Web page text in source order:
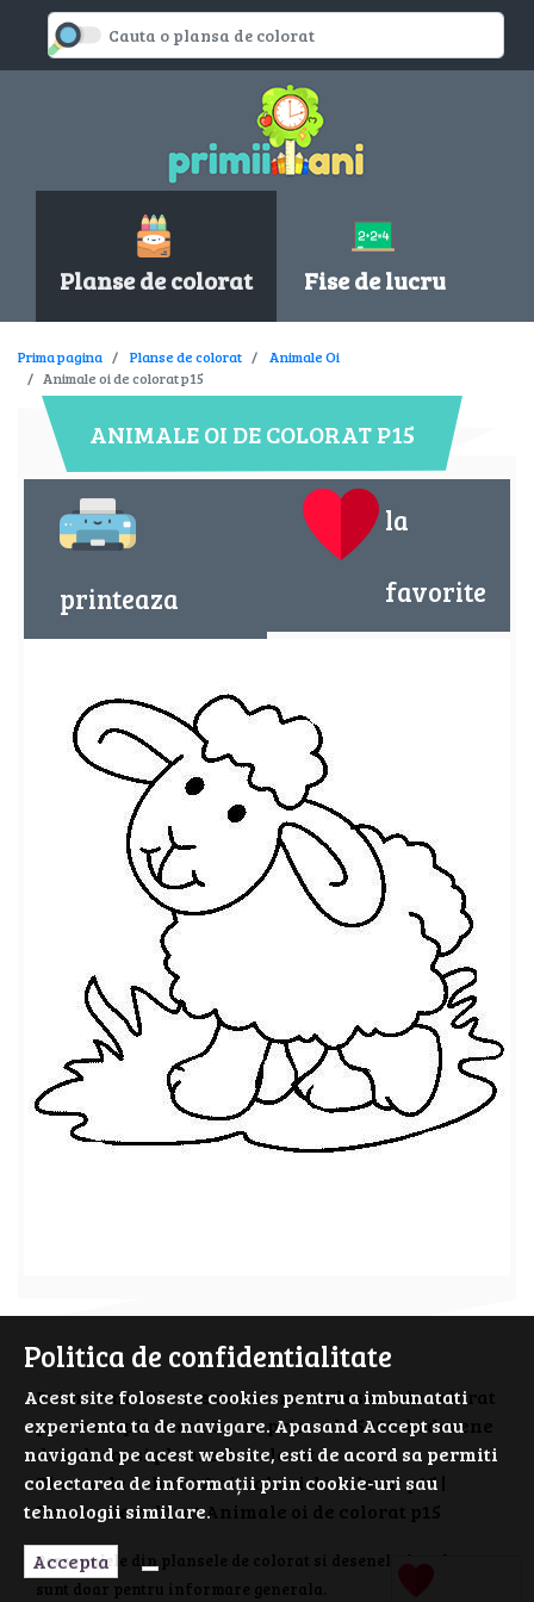
Planse de colorat Fise de lucru
Prima pagina Planse de colorat
Animale Oi
Animale oi de colorat p15
ANIMALE OI DE COLORAT P15
printeaza
la
favorite
PrimiiAni - Planse de colorat si desene de colorat
pentru copii isteti. Cauta prin cele 5000 de desene
de colorat si planse de colorat.
Planse de colorat Animale oi de colorat p15 |
Desene de colorat Animale oi de colorat p15
Personajele din plansele de colorat si desenele de colorat
sunt doar pentru informare generala.
Politica de confidentialitate
Acest site foloseste cookies pentru a imbunatati
experienta ta de navigare. Apasand Accept sau
navigand pe acest website, esti de acord sa permiti
colectarea de informații prin cookie-uri sau
tehnologii similare.
Accepta